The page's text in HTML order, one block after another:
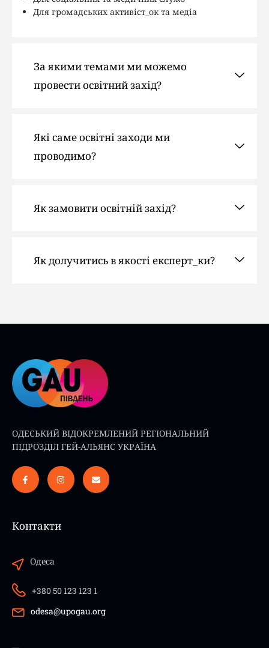
Для громадських активіст_ок та медіа
За якими темами ми можемо
провести освітний захід?
Які саме освітні заходи ми
проводимо?
Як замовити освітній захід?
Як долучитись в якості експерт_ки?
ОДЕСЬКИЙ ВІДОКРЕМЛЕНИЙ РЕГІОНАЛЬНИЙ
ПІДРОЗДІЛ ГЕЙ-АЛЬЯНС УКРАЇНА
Контакти
Одеса
+380 50 123 123 1
odesa@upogau.org